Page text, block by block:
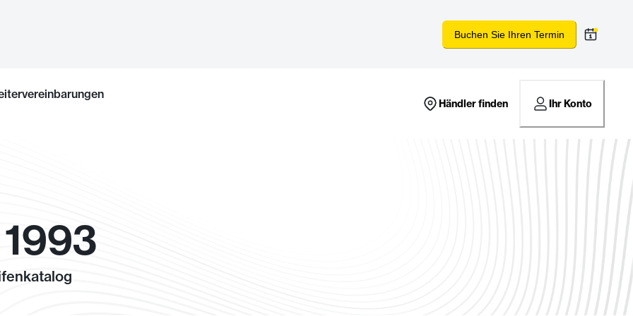
Buchen Sie Ihren Termin
Händler finden Ihr Konto